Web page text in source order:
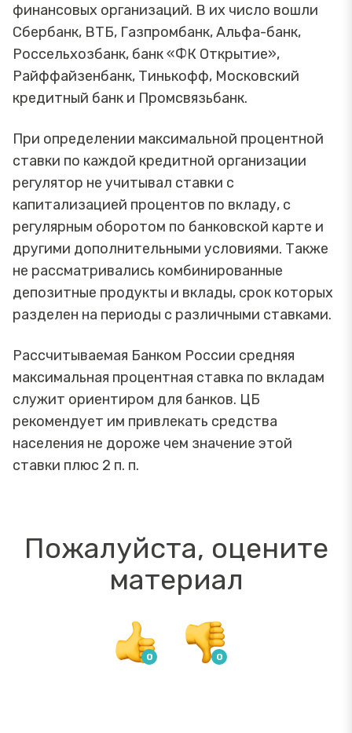
финансовых организаций. В их число вошли
Сбербанк, ВТБ, Газпромбанк, Альфа-банк,
Россельхозбанк, банк «ФК Открытие»,
Райффайзенбанк, Тинькофф, Московский
кредитный банк и Промсвязьбанк.
При определении максимальной процентной
ставки по каждой кредитной организации
регулятор не учитывал ставки с
капитализацией процентов по вкладу, с
регулярным оборотом по банковской карте и
другими дополнительными условиями. Также
не рассматривались комбинированные
депозитные продукты и вклады, срок которых
разделен на периоды с различными ставками.
Рассчитываемая Банком России средняя
максимальная процентная ставка по вкладам
служит ориентиром для банков. ЦБ
рекомендует им привлекать средства
населения не дороже чем значение этой
ставки плюс 2 п. п.
Пожалуйста, оцените
материал